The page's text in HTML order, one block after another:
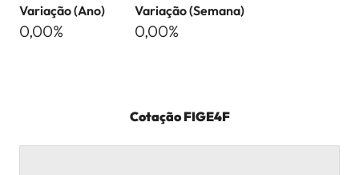
Variação (Ano)
0,00%
Variação (Semana)
0,00%
CotaçãoFIGE4F